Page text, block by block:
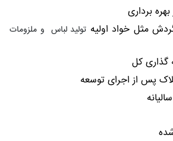
برداری
مثل خواد اولیه تولید لباس و ملزومات
گذاری کل
پس از اجرای توسعه